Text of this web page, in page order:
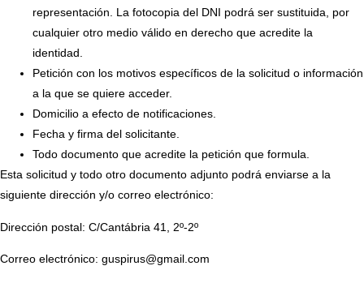
representación. La fotocopia del DNI podrá ser sustituida, por
cualquier otro medio válido en derecho que acredite la
identidad.
Petición con los motivos específicos de la solicitud o información
a la que se quiere acceder.
Domicilio a efecto de notificaciones.
Fecha y firma del solicitante.
Todo documento que acredite la petición que formula.
Esta solicitud y todo otro documento adjunto podrá enviarse a la
siguiente dirección y/o correo electrónico:
Dirección postal: C/Cantábria 41, 2º-2º
Correo electrónico: guspirus@gmail.com